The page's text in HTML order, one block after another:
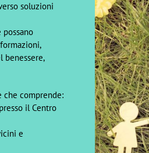
soluzioni
benessere,
comprende:
il Centro
e